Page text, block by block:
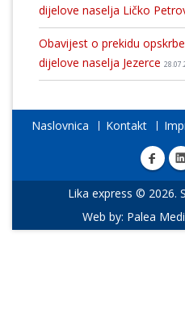
dijelove naselja Ličko
Obavijest o prekidu
dijelove naselja Jezerce
Naslovnica Kontakt
Lika express © 2026.
Web by: Palea